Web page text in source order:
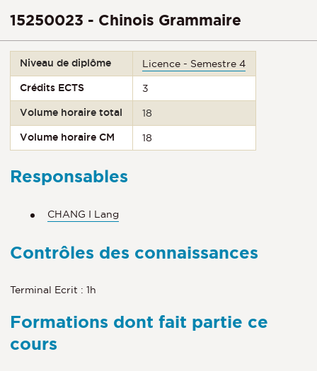
15250023 - Chinois Grammaire
Niveau de diplôme Licence - Semestre 4
Crédits ECTS 3
Volume horaire total 18
Volume horaire CM 18
Responsables
CHANG I Lang
Contrôles des connaissances
Terminal Ecrit : 1h
Formations dont fait partie ce
cours